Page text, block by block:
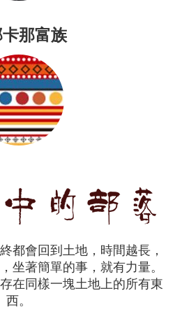
那富族
都會回到土地，時間越長，
坐著簡單的事，就有力量。
在同樣一塊土地上的所有東
西。